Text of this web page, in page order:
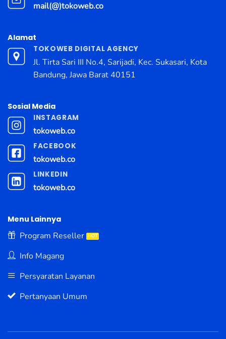
mail(@)tokoweb.co
Alamat
TOKOWEB DIGITAL AGENCY
Jl. Tirta Sari III No.4, Sarijadi, Kec. Sukasari, Kota
Bandung, Jawa Barat 40151
Sosial Media
INSTAGRAM
tokoweb.co
FACEBOOK
tokoweb.co
LINKEDIN
tokoweb.co
Menu Lainnya
Program Reseller
Info Magang
Persyaratan Layanan
Pertanyaan Umum